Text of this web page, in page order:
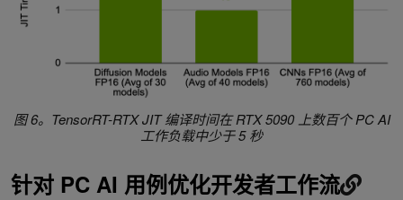
图 6。TensorRT-RTX JIT 编译时间在 RTX 5090 上数百个 PC AI
工作负载中少于 5 秒
针对 PC AI 用例优化开发者工作流